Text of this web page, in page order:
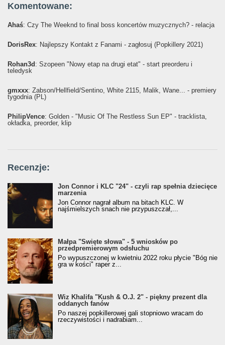
Komentowane:
Ahaś: Czy The Weeknd to final boss koncertów muzycznych? - relacja
DorisRex: Najlepszy Kontakt z Fanami - zagłosuj (Popkillery 2021)
Rohan3d: Szopeen "Nowy etap na drugi etat" - start preorderu i
teledysk
gmxxx: Żabson/Hellfield/Sentino, White 2115, Malik, Wane... - premiery
tygodnia (PL)
PhilipVence: Golden - "Music Of The Restless Sun EP" - tracklista,
okładka, preorder, klip
Recenzje:
Jon Connor i KLC "24" - czyli rap spełnia dziecięce
marzenia
Jon Connor nagrał album na bitach KLC. W
najśmielszych snach nie przypuszczał,...
Małpa "Święte słowa" - 5 wniosków po
przedpremierowym odsłuchu
Po wypuszczonej w kwietniu 2022 roku płycie "Bóg nie
gra w kości" raper z...
Wiz Khalifa "Kush & O.J. 2" - piękny prezent dla
oddanych fanów
Po naszej popkillerowej gali stopniowo wracam do
rzeczywistości i nadrabiam...